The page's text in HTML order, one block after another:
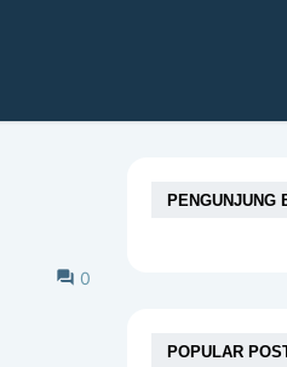
0
PENGUNJUNG
POPULAR